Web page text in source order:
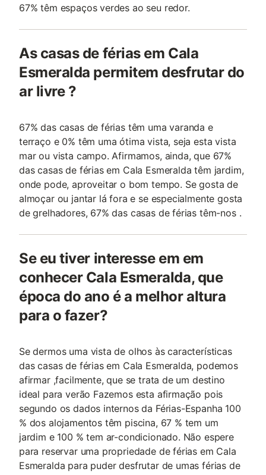
67% têm espaços verdes ao seu redor.
As casas de férias em Cala
Esmeralda permitem desfrutar do
ar livre ?
67% das casas de férias têm uma varanda e
terraço e 0% têm uma ótima vista, seja esta vista
mar ou vista campo. Afirmamos, ainda, que 67%
das casas de férias em Cala Esmeralda têm jardim,
onde pode, aproveitar o bom tempo. Se gosta de
almoçar ou jantar lá fora e se especialmente gosta
de grelhadores, 67% das casas de férias têm-nos .
Se eu tiver interesse em em
conhecer Cala Esmeralda, que
época do ano é a melhor altura
para o fazer?
Se dermos uma vista de olhos às características
das casas de férias em Cala Esmeralda, podemos
afirmar ,facilmente, que se trata de um destino
ideal para verão Fazemos esta afirmação pois
segundo os dados internos da Férias-Espanha 100
% dos alojamentos têm piscina, 67 % tem um
jardim e 100 % tem ar-condicionado. Não espere
para reservar uma propriedade de férias em Cala
Esmeralda para puder desfrutar de umas férias de